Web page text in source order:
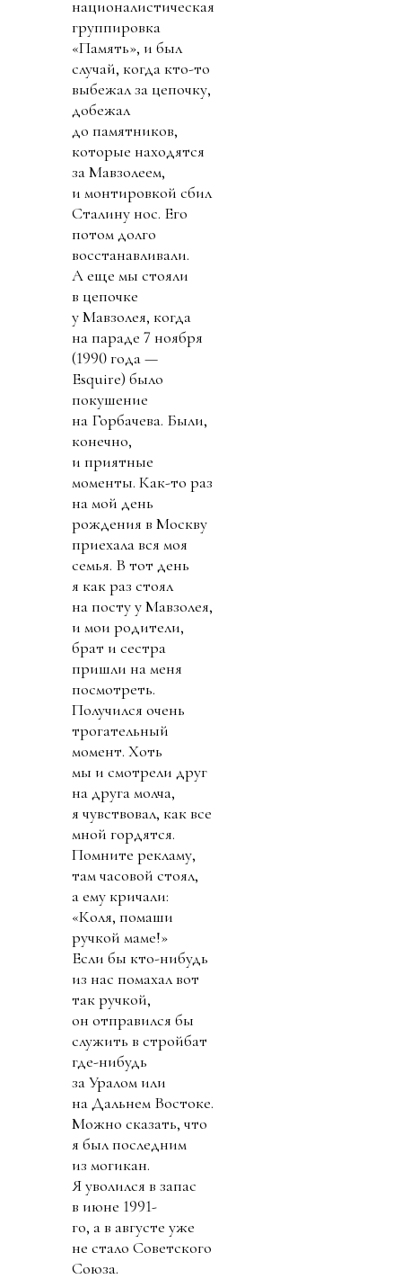
националистическая
группировка
«Память», и был
случай, когда кто-то
выбежал за цепочку,
добежал
до памятников,
которые находятся
за Мавзолеем,
и монтировкой сбил
Сталину нос. Его
потом долго
восстанавливали.
А еще мы стояли
в цепочке
у Мавзолея, когда
на параде 7 ноября
(1990 года —
Esquire) было
покушение
на Горбачева. Были,
конечно,
и приятные
моменты. Как-то раз
на мой день
рождения в Москву
приехала вся моя
семья. В тот день
я как раз стоял
на посту у Мавзолея,
и мои родители,
брат и сестра
пришли на меня
посмотреть.
Получился очень
трогательный
момент. Хоть
мы и смотрели друг
на друга молча,
я чувствовал, как все
мной гордятся.
Помните рекламу,
там часовой стоял,
а ему кричали:
«Коля, помаши
ручкой маме!»
Если бы кто-нибудь
из нас помахал вот
так ручкой,
он отправился бы
служить в стройбат
где-нибудь
за Уралом или
на Дальнем Востоке.
Можно сказать, что
я был последним
из могикан.
Я уволился в запас
в июне 1991-
го, а в августе уже
не стало Советского
Союза.